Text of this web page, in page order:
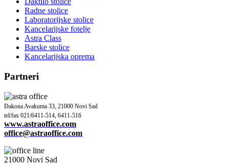
Radne stolice
Laboratorijske stolice
Kancelarijske fotelje
Astra Class
Barske stolice
Kancelarijska oprema
Partneri
Đakona Avakuma 33, 21000 Novi Sad
tel/fax 021/6411-514, 6411-516
www.astraoffice.com
office@astraoffice.com
21000 Novi Sad